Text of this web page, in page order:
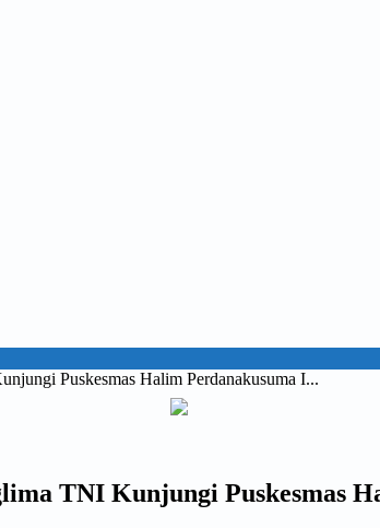
Puskesmas Halim Perdanakusuma I...
TNI Kunjungi Puskesmas